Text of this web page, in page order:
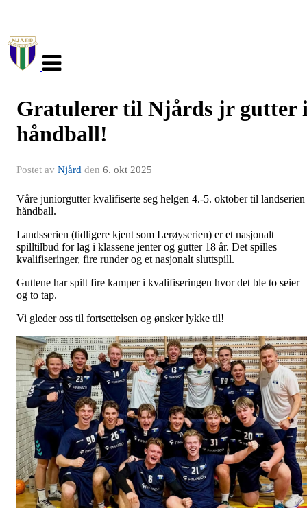
navigasjon
Gratulerer til Njårds jr gutter
håndball!
Postet av Njård den 6. okt 2025
Våre juniorgutter kvalifiserte seg helgen 4.-5. oktober til
håndball.
Landsserien (tidligere kjent som Lerøyserien) er et nasjonalt
spilltilbud for lag i klassene jenter og gutter 18 år. Det spilles
kvalifiseringer, fire runder og et nasjonalt sluttspill.
Guttene har spilt fire kamper i kvalifiseringen hvor det ble to seier
og to tap.
Vi gleder oss til fortsettelsen og ønsker lykke til!